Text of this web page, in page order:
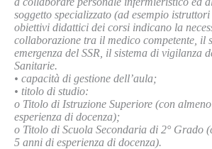
soggetto specializzato (ad esempio
obiettivi didattici dei corsi indicano la
collaborazione tra il medico competente, il
emergenza del SSR, il sistema di vigilanza
Sanitarie.
• capacità di gestione dell’aula;
• titolo di studio:
o Titolo di Istruzione Superiore (con
esperienza di docenza);
o Titolo di Scuola Secondaria di 2° Grado
5 anni di esperienza di docenza).